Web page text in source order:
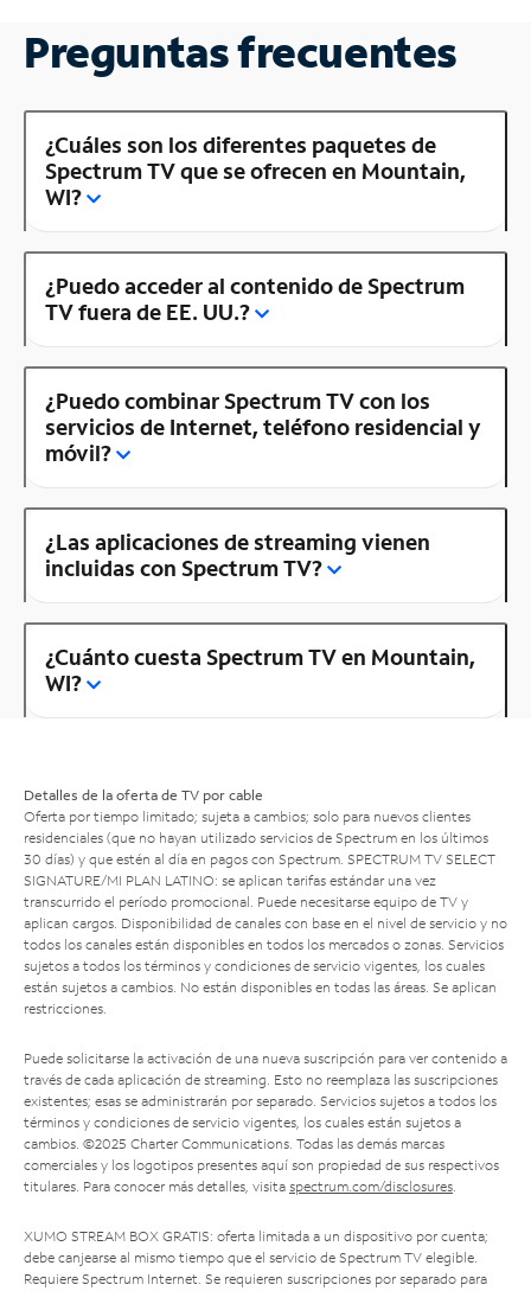
Preguntas frecuentes
¿Cuáles son los diferentes paquetes de
Spectrum TV que se ofrecen en Mountain,
WI?
¿Puedo acceder al contenido de Spectrum
TV fuera de EE. UU.?
¿Puedo combinar Spectrum TV con los
servicios de Internet, teléfono residencial y
móvil?
¿Las aplicaciones de streaming vienen
incluidas con Spectrum TV?
¿Cuánto cuesta Spectrum TV en Mountain,
WI?
Detalles de la oferta de TV por cable
Oferta por tiempo limitado; sujeta a cambios; solo para nuevos clientes
residenciales (que no hayan utilizado servicios de Spectrum en los últimos
30 días) y que estén al día en pagos con Spectrum. SPECTRUM TV SELECT
SIGNATURE/MI PLAN LATINO: se aplican tarifas estándar una vez
transcurrido el período promocional. Puede necesitarse equipo de TV y
aplican cargos. Disponibilidad de canales con base en el nivel de servicio y no
todos los canales están disponibles en todos los mercados o zonas. Servicios
sujetos a todos los términos y condiciones de servicio vigentes, los cuales
están sujetos a cambios. No están disponibles en todas las áreas. Se aplican
restricciones.
Puede solicitarse la activación de una nueva suscripción para ver contenido a
través de cada aplicación de streaming. Esto no reemplaza las suscripciones
existentes; esas se administrarán por separado. Servicios sujetos a todos los
términos y condiciones de servicio vigentes, los cuales están sujetos a
cambios. ©2025 Charter Communications. Todas las demás marcas
comerciales y los logotipos presentes aquí son propiedad de sus respectivos
titulares. Para conocer más detalles, visita spectrum.com/disclosures.
XUMO STREAM BOX GRATIS: oferta limitada a un dispositivo por cuenta;
debe canjearse al mismo tiempo que el servicio de Spectrum TV elegible.
Requiere Spectrum Internet. Se requieren suscripciones por separado para